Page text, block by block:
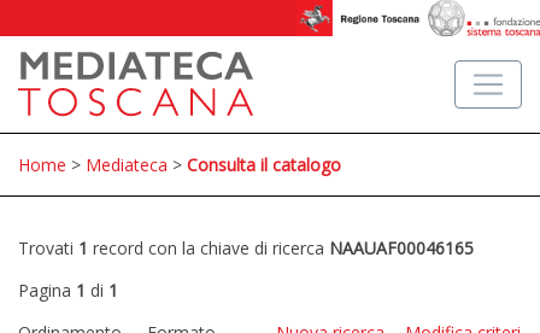
Home > Mediateca > Consulta il catalogo
Trovati 1 record con la chiave di ricerca NAAUAF00046165
Pagina 1 di 1